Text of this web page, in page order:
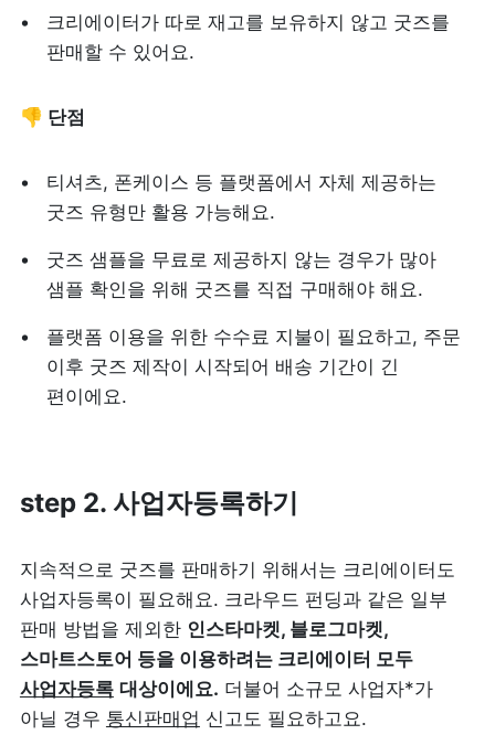
크리에이터가 따로 재고를 보유하지 않고 굿즈를
판매할 수 있어요.
👎 단점
티셔츠, 폰케이스 등 플랫폼에서 자체 제공하는
굿즈 유형만 활용 가능해요.
굿즈 샘플을 무료로 제공하지 않는 경우가 많아
샘플 확인을 위해 굿즈를 직접 구매해야 해요.
플랫폼 이용을 위한 수수료 지불이 필요하고, 주문
이후 굿즈 제작이 시작되어 배송 기간이 긴
편이에요.
step 2. 사업자등록하기
지속적으로 굿즈를 판매하기 위해서는 크리에이터도
사업자등록이 필요해요. 크라우드 펀딩과 같은 일부
판매 방법을 제외한 인스타마켓, 블로그마켓,
스마트스토어 등을 이용하려는 크리에이터 모두
사업자등록 대상이에요. 더불어 소규모 사업자*가
아닐 경우 통신판매업 신고도 필요하고요.